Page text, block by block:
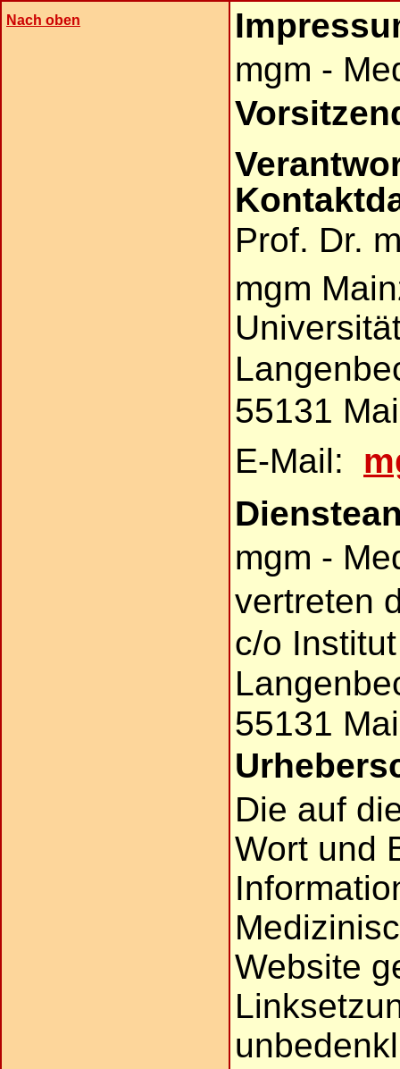
Nach oben
mgm -
Prof. Dr.
mgm
55131
E-Mail:
mgm -
vertreten
c/o
55131
Die auf
Wort und
Website